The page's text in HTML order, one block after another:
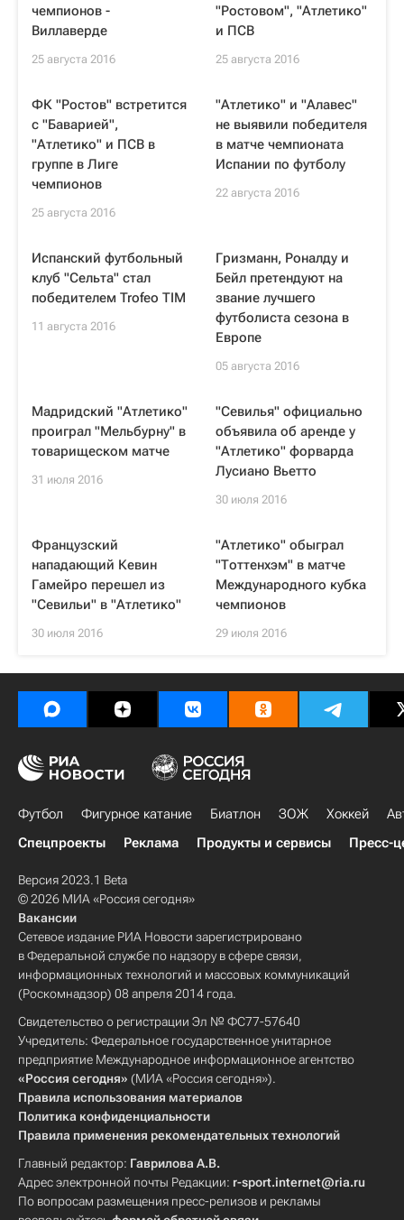
чемпионов -
Виллаверде
25 августа 2016
"Ростовом", "Атлетико"
и ПСВ
25 августа 2016
ФК "Ростов" встретится
с "Баварией",
"Атлетико" и ПСВ в
группе в Лиге
чемпионов
25 августа 2016
"Атлетико" и "Алавес"
не выявили победителя
в матче чемпионата
Испании по футболу
22 августа 2016
Испанский футбольный
клуб "Сельта" стал
победителем Trofeo TIM
11 августа 2016
Гризманн, Роналду и
Бейл претендуют на
звание лучшего
футболиста сезона в
Европе
05 августа 2016
Мадридский "Атлетико"
проиграл "Мельбурну" в
товарищеском матче
31 июля 2016
"Севилья" официально
объявила об аренде у
"Атлетико" форварда
Лусиано Вьетто
30 июля 2016
Французский
нападающий Кевин
Гамейро перешел из
"Севильи" в "Атлетико"
30 июля 2016
"Атлетико" обыграл
"Тоттенхэм" в матче
Международного кубка
чемпионов
29 июля 2016
Футбол Фигурное катание Биатлон ЗОЖ Хоккей
Спецпроекты
Реклама Продукты и сервисы Пресс-
Версия 2023.1 Beta
© 2026 МИА «Россия сегодня»
Вакансии
Сетевое издание РИА Новости зарегистрировано
в Федеральной службе по надзору в сфере связи,
информационных технологий и массовых коммуникаций
(Роскомнадзор) 08 апреля 2014 года.
Свидетельство о регистрации Эл № ФС77-57640
Учредитель: Федеральное государственное унитарное
предприятие Международное информационное агентство
«Россия сегодня» (МИА «Россия сегодня»).
Правила использования материалов
Политика конфиденциальности
Правила применения рекомендательных технологий
Главный редактор: Гаврилова А.В.
Адрес электронной почты Редакции: r-sport.internet@ria.ru
По вопросам размещения пресс-релизов и рекламы